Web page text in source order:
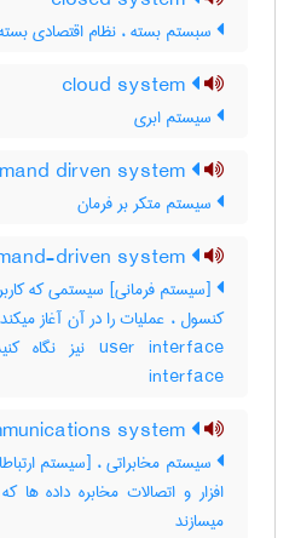
سبستم بسته ، نظام اقتصادی
سیستم ابری
سیستم متکر بر فرمان
[سیستم فرمانی] سیستمی که کاربر
interface
سیستم مخابراتی ، [سیستم
افزار و اتصالات مخابره داده ها
میسازند